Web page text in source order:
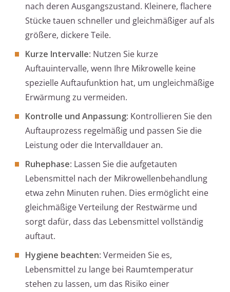
nach deren Ausgangszustand. Kleinere, flachere
Stücke tauen schneller und gleichmäßiger auf als
größere, dickere Teile.
Kurze Intervalle: Nutzen Sie kurze
Auftauintervalle, wenn Ihre Mikrowelle keine
spezielle Auftaufunktion hat, um ungleichmäßige
Erwärmung zu vermeiden.
Kontrolle und Anpassung: Kontrollieren Sie den
Auftauprozess regelmäßig und passen Sie die
Leistung oder die Intervalldauer an.
Ruhephase: Lassen Sie die aufgetauten
Lebensmittel nach der Mikrowellenbehandlung
etwa zehn Minuten ruhen. Dies ermöglicht eine
gleichmäßige Verteilung der Restwärme und
sorgt dafür, dass das Lebensmittel vollständig
auftaut.
Hygiene beachten: Vermeiden Sie es,
Lebensmittel zu lange bei Raumtemperatur
stehen zu lassen, um das Risiko einer